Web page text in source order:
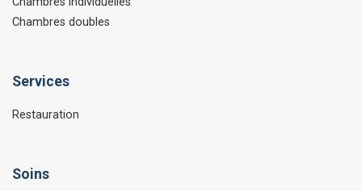
Chambres doubles
Services
Restauration
Soins